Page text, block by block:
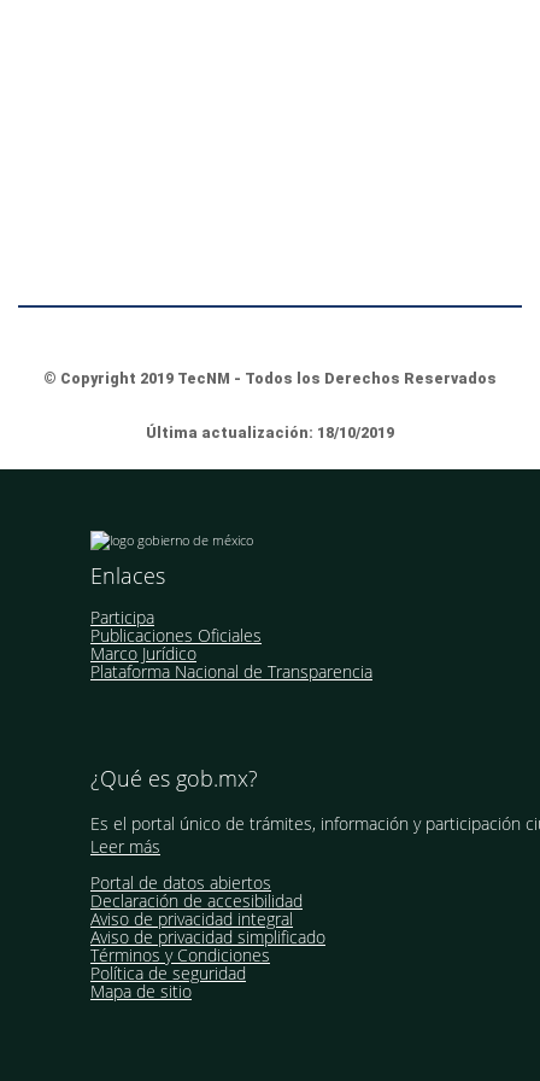
© Copyright 2019 TecNM - Todos los Derechos Reservados
Última actualización: 18/10/2019
Enlaces
Participa
Publicaciones Oficiales
Marco Jurídico
Plataforma Nacional de Transparencia
¿Qué es gob.mx?
Es el portal único de trámites, información y participación
Leer más
Portal de datos abiertos
Declaración de accesibilidad
Aviso de privacidad integral
Aviso de privacidad simplificado
Términos y Condiciones
Política de seguridad
Mapa de sitio